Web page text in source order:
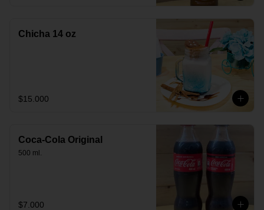
Chicha 14 oz
$15.000
Coca-Cola Original
500 ml.
$7.000